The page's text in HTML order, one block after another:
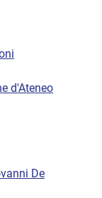
d'Ateneo
De